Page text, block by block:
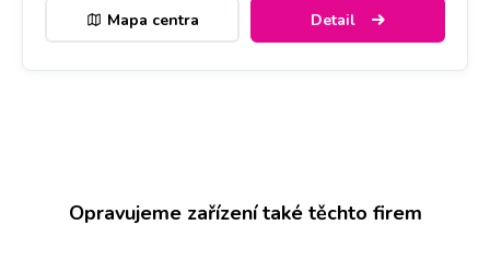
Mapa centra Detail
Opravujeme zařízení také těchto firem